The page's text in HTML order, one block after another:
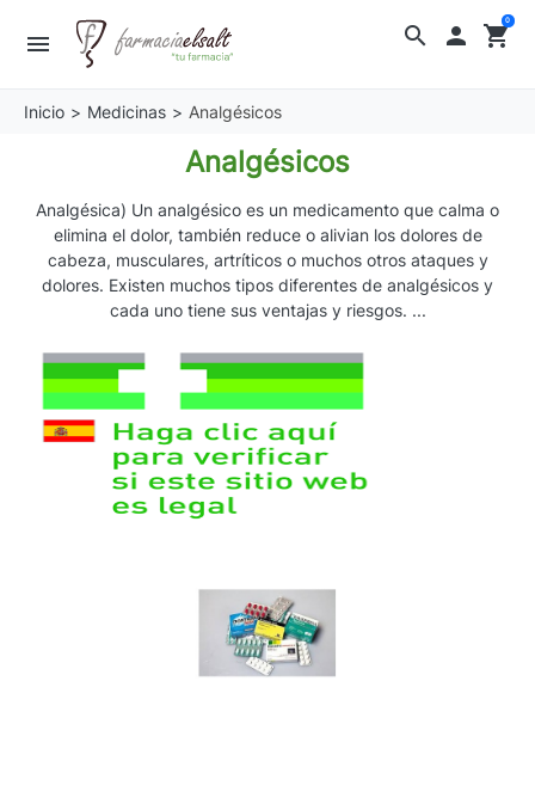
search
menu  shopping_cart
0
Inicio Medicinas Analgésicos
Analgésicos
Analgésica) Un analgésico es un medicamento que calma o
elimina el dolor, también reduce o alivian los dolores de
cabeza, musculares, artríticos o muchos otros ataques y
dolores. Existen muchos tipos diferentes de analgésicos y
cada uno tiene sus ventajas y riesgos. ...